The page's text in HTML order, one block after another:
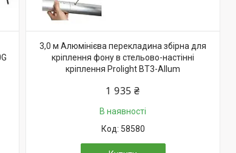
3,0 м Алюмінієва перекладина збірна для
кріплення фону в стельово-настінні
кріплення Prolight BT3-Allum
1 935 ₴
В наявності
58580